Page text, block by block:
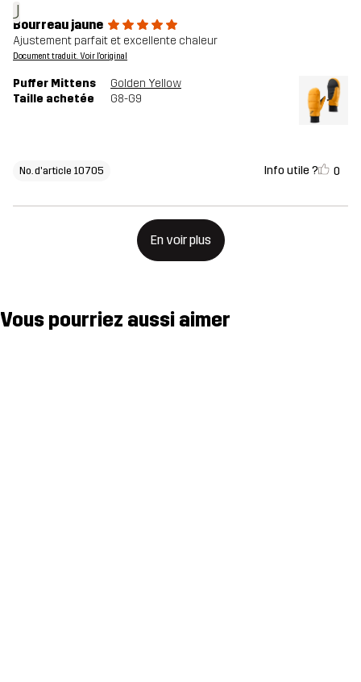
J
Bourreau jaune
Ajustement parfait et excellente chaleur
Document traduit. Voir l'original
Puffer Mittens
Golden Yellow
Taille achetée
G8-G9
No. d'article 10705 Info utile ? 0
En voir plus
Vous pourriez aussi aimer